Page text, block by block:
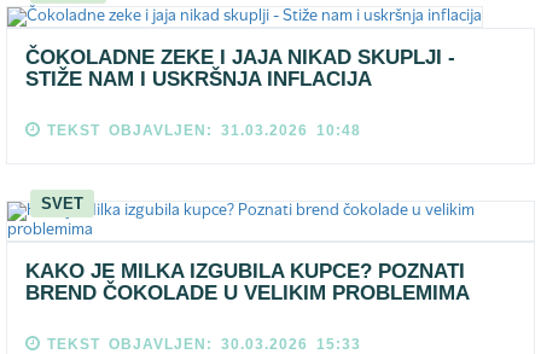
ČOKOLADNE ZEKE I JAJA NIKAD SKUPLJI -
STIŽE NAM I USKRŠNJA INFLACIJA
TEKST OBJAVLJEN: 31.03.2026 10:48
SVET
KAKO JE MILKA IZGUBILA KUPCE? POZNATI
BREND ČOKOLADE U VELIKIM PROBLEMIMA
TEKST OBJAVLJEN: 30.03.2026 15:33